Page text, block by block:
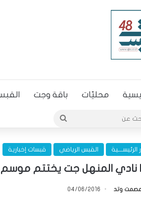
محليّات باقة وجت
الرئيســـية القبس الرياضي قبسات إخبارية
المنهل جت يختتم
وتد 04/06/2016